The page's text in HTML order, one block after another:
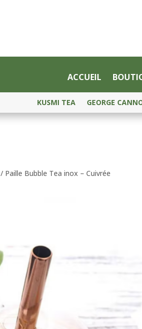
ACCUEIL
KUSMI TEA GEORGE
/ Paille Bubble Tea inox – Cuivrée